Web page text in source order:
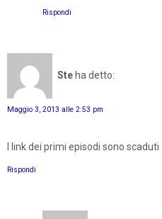
Rispondi
Ste ha detto:
Maggio 3, 2013 alle 2:53 pm
I link dei primi episodi sono scaduti
Rispondi